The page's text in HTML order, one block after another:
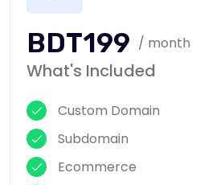
BDT199 / month
What's Included
Custom Domain
Subdomain
Ecommerce